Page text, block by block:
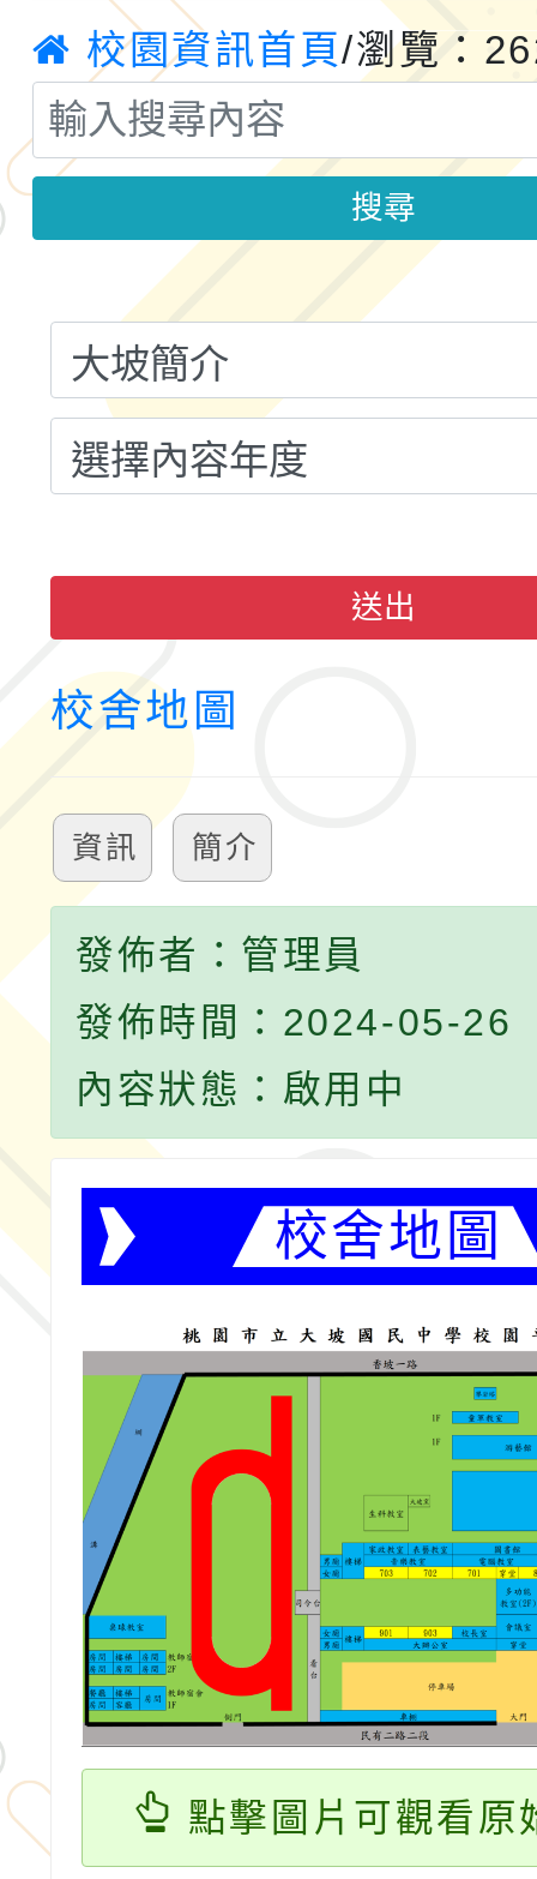
「2026年『王牌愛／
運動系列徵選頒獎典禮
成果展」
2026城鎮韌性防空演習
桃園市大溪自造教育及
年八月份教師研習
國立成功大學辦理「台
融平台-教案暨教學示
115學年度「學習扶助
計畫子計畫十一-2：國
小時認證研習計畫」
115年度「教育部表揚
義教育推展貢獻獎」實
校園資訊首頁/瀏覽：
搜尋
送出
校舍地圖
資訊 簡介
發佈者：管理員
發佈時間：2024-05-26
內容狀態：啟用中
校舍地圖
點擊圖片可觀看原